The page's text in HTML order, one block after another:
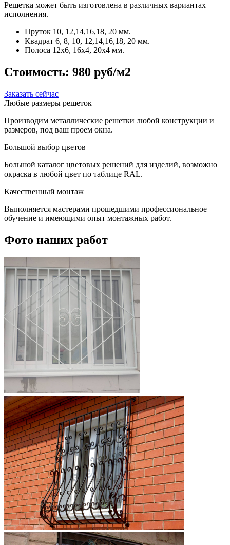
Решетка может быть изготовлена в различных вариантах
исполнения.
Пруток 10, 12,14,16,18, 20 мм.
Квадрат 6, 8, 10, 12,14,16,18, 20 мм.
Полоса 12x6, 16x4, 20x4 мм.
Стоимость: 980 руб/м2
Заказать сейчас
Любые размеры решеток
Производим металлические решетки любой конструкции и
размеров, под ваш проем окна.
Большой выбор цветов
Большой каталог цветовых решений для изделий, возможно
окраска в любой цвет по таблице RAL.
Качественный монтаж
Выполняется мастерами прошедшими профессиональное
обучение и имеющими опыт монтажных работ.
Фото наших работ